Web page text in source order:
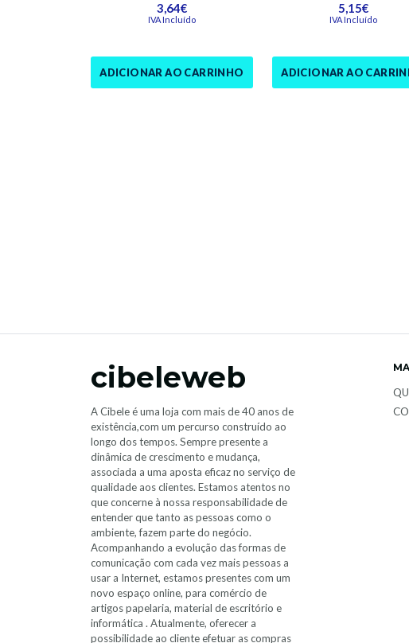
3,64€
IVA Incluído
ADICIONAR AO CARRINHO
5,15€
IVA Incluído
ADICIONAR AO
cibeleweb
A Cibele é uma loja com mais de 40 anos de
existência,com um percurso construído ao
longo dos tempos. Sempre presente a
dinâmica de crescimento e mudança,
associada a uma aposta eficaz no serviço de
qualidade aos clientes. Estamos atentos no
que concerne à nossa responsabilidade de
entender que tanto as pessoas como o
ambiente, fazem parte do negócio.
Acompanhando a evolução das formas de
comunicação com cada vez mais pessoas a
usar a Internet, estamos presentes com um
novo espaço online, para comércio de
artigos papelaria, material de escritório e
informática . Atualmente, oferecer a
possibilidade ao cliente efetuar as compras